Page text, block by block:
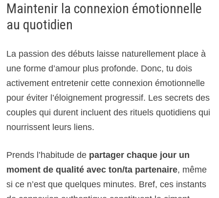
Maintenir la connexion émotionnelle
au quotidien
La passion des débuts laisse naturellement place à
une forme d’amour plus profonde. Donc, tu dois
activement entretenir cette connexion émotionnelle
pour éviter l’éloignement progressif. Les secrets des
couples qui durent incluent des rituels quotidiens qui
nourrissent leurs liens.
Prends l’habitude de partager chaque jour un
moment de qualité avec ton/ta partenaire, même
si ce n’est que quelques minutes. Bref, ces instants